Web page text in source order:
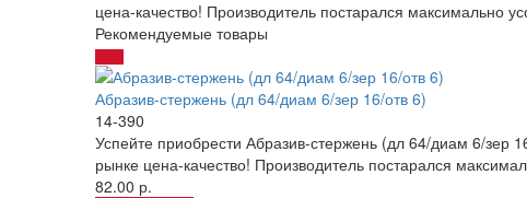
цена-качество! Производитель постарался максимально
Рекомендуемые товары
Абразив-стержень (дл 64/диам 6/зер 16/отв 6)
14-390
Успейте приобрести Абразив-стержень (дл 64/диам 6/зер
рынке цена-качество! Производитель постарался
82.00 р.